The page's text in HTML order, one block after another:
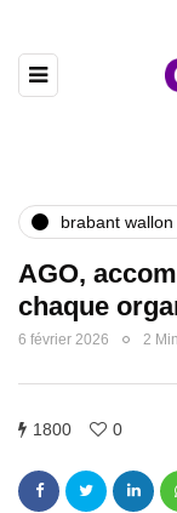
brabant wallon
AGO,
chaque
6 février 2026 2
1800 0